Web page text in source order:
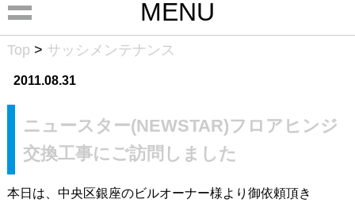
MENU
Top > サッシメンテナンス
2011.08.31
ニュースター(NEWSTAR)フロアヒンジ
交換工事にご訪問しました
本日は、中央区銀座のビルオーナー様より御依頼頂き